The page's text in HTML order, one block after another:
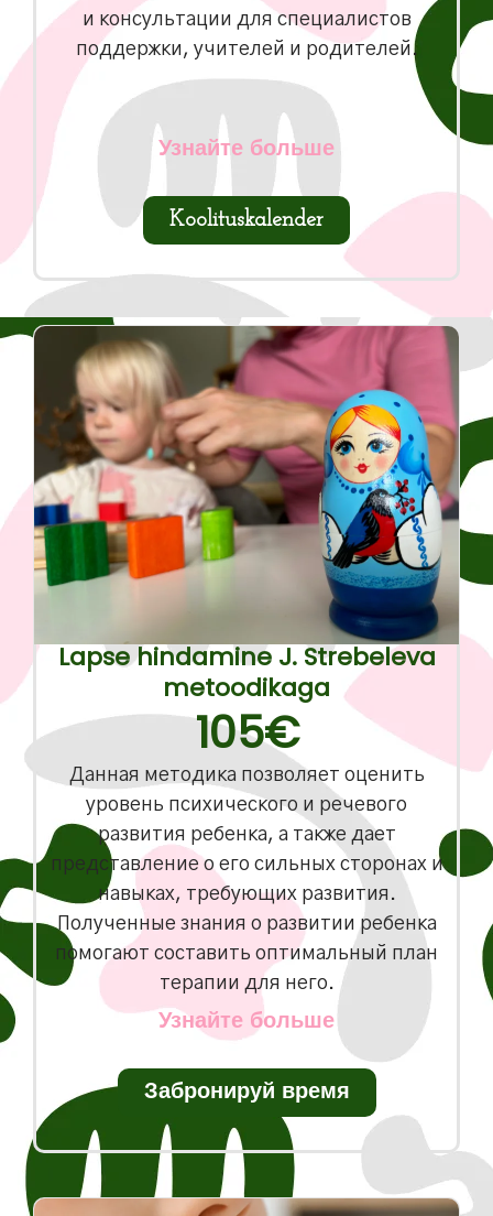
и консультации для специалистов
поддержки, учителей и родителей.
Узнайте больше
Koolituskalender
Lapse hindamine J. Strebeleva
metoodikaga
105€
Данная методика позволяет оценить
уровень психического и речевого
развития ребенка, а также дает
представление о его сильных сторонах и
навыках, требующих развития.
Полученные знания о развитии ребенка
помогают составить оптимальный план
терапии для него.
Узнайте больше
Забронируй время